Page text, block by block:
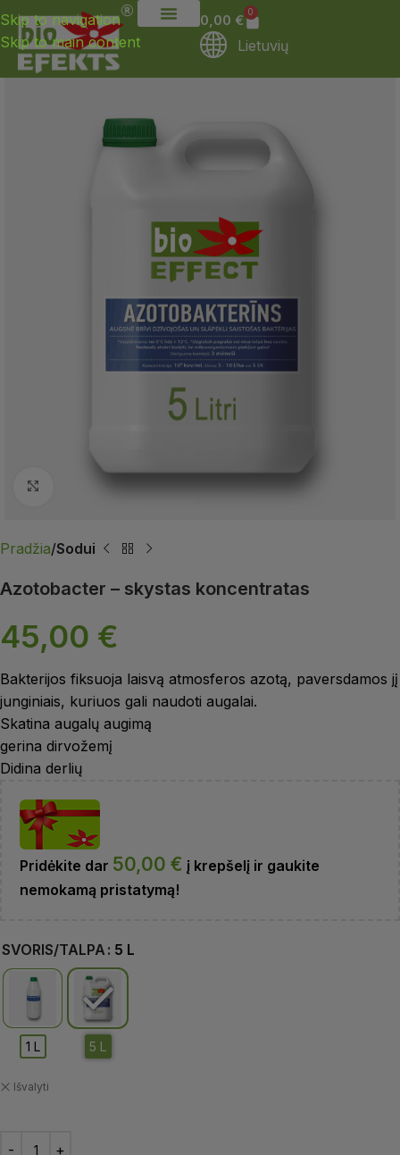
Skip to navigation
Skip to main content
0,00 €
0
Lietuvių
Spustelėkite, jei norite padidinti
Pradžia Sodui
Azotobacter – skystas koncentratas
45,00 €
Bakterijos fiksuoja laisvą atmosferos azotą, paversdamos jį
junginiais, kuriuos gali naudoti augalai.
Skatina augalų augimą
gerina dirvožemį
Didina derlių
Pridėkite dar 50,00 € į krepšelį ir gaukite
nemokamą pristatymą!
SVORIS/TALPA 5 L
Išvalyti